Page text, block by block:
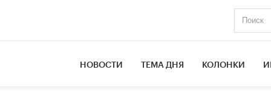
НОВОСТИ ТЕМА ДНЯ КОЛОНКИ